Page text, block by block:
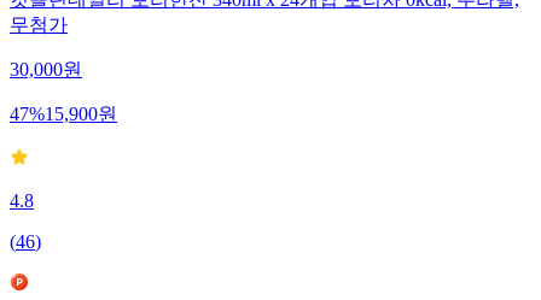
무첨가
30,000원
47%15,900원
4.8
(46)